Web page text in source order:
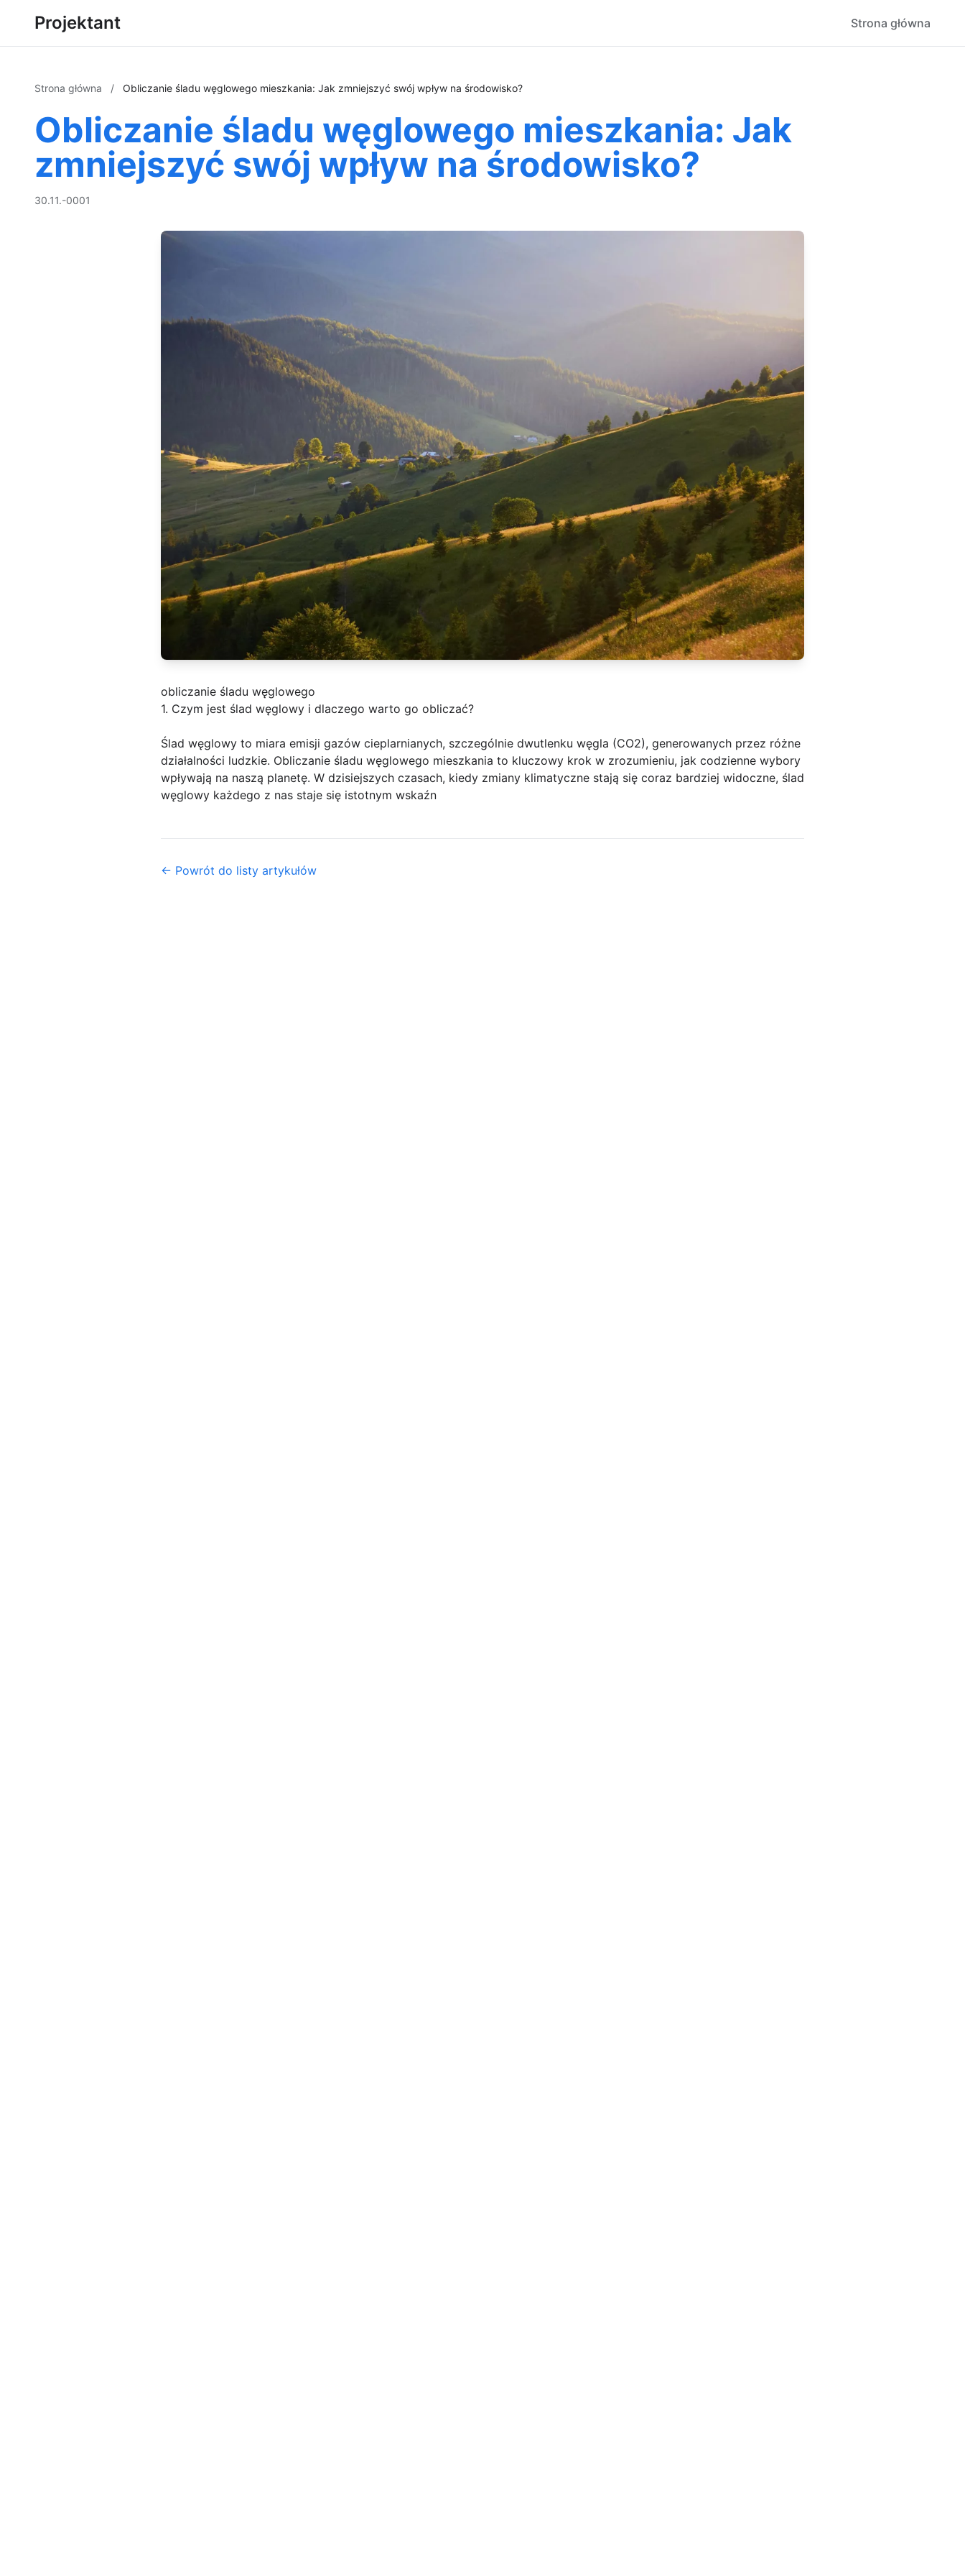
Projektant Strona główna
Strona główna / Obliczanie śladu węglowego mieszkania: Jak zmniejszyć swój wpływ na środowisko?
Obliczanie śladu węglowego mieszkania: Jak
zmniejszyć swój wpływ na środowisko?
30.11.-0001
obliczanie śladu węglowego
1. Czym jest ślad węglowy i dlaczego warto go obliczać?
Ślad węglowy to miara emisji gazów cieplarnianych, szczególnie dwutlenku węgla (CO2), generowanych przez różne
działalności ludzkie. Obliczanie śladu węglowego mieszkania to kluczowy krok w zrozumieniu, jak codzienne wybory
wpływają na naszą planetę. W dzisiejszych czasach, kiedy zmiany klimatyczne stają się coraz bardziej widoczne, ślad
węglowy każdego z nas staje się istotnym wskaźn
← Powrót do listy artykułów